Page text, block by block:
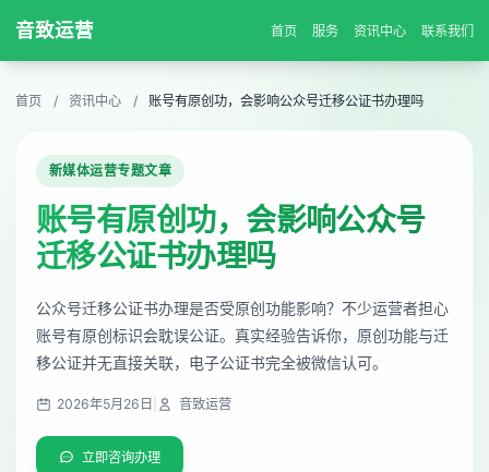
音致运营 首页 服务 资讯中心 联系我们
首页 / 资讯中心 / 账号有原创功，会影响公众号迁移公证书办理吗
新媒体运营专题文章
账号有原创功，会影响公众号
迁移公证书办理吗
公众号迁移公证书办理是否受原创功能影响？不少运营者担心
账号有原创标识会耽误公证。真实经验告诉你，原创功能与迁
移公证并无直接关联，电子公证书完全被微信认可。
2026年5月26日 音致运营
立即咨询办理